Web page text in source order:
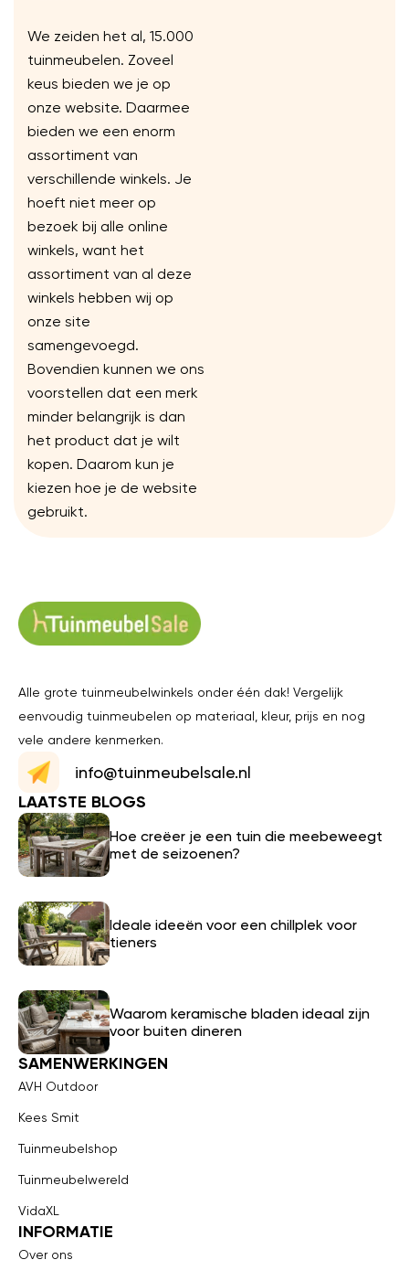
We zeiden het al, 15.000
tuinmeubelen. Zoveel
keus bieden we je op
onze website. Daarmee
bieden we een enorm
assortiment van
verschillende winkels. Je
hoeft niet meer op
bezoek bij alle online
winkels, want het
assortiment van al deze
winkels hebben wij op
onze site
samengevoegd.
Bovendien kunnen we ons
voorstellen dat een merk
minder belangrijk is dan
het product dat je wilt
kopen. Daarom kun je
kiezen hoe je de website
gebruikt.
Alle grote tuinmeubelwinkels onder één dak! Vergelijk
eenvoudig tuinmeubelen op materiaal, kleur, prijs en nog
vele andere kenmerken.
info@tuinmeubelsale.nl
LAATSTE BLOGS
Hoe creëer je een tuin die meebeweegt
met de seizoenen?
Ideale ideeën voor een chillplek voor
tieners
Waarom keramische bladen ideaal zijn
voor buiten dineren
SAMENWERKINGEN
AVH Outdoor
Kees Smit
Tuinmeubelshop
Tuinmeubelwereld
VidaXL
INFORMATIE
Over ons